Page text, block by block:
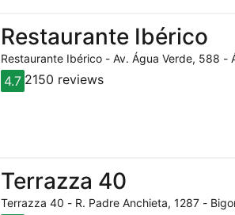
Restaurante Ibérico
Restaurante Ibérico - Av. Água Verde, 588
4.7 2150 reviews
Terrazza 40
Terrazza 40 - R. Padre Anchieta, 1287 -